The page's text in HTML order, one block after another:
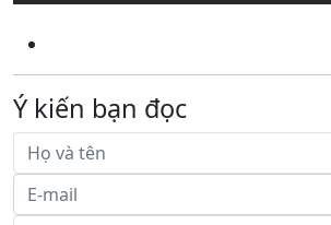
Ý kiến bạn đọc